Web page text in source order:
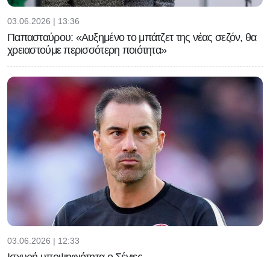
03.06.2026 | 13:36
Παπασταύρου: «Αυξημένο το μπάτζετ της νέας σεζόν, θα
χρειαστούμε περισσότερη ποιότητα»
03.06.2026 | 12:33